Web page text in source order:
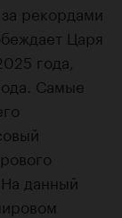
рекордами
Царя
года,
Самые
данный